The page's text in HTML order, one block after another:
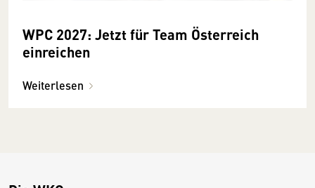
WPC 2027: Jetzt für Team Österreich
einreichen
Weiterlesen